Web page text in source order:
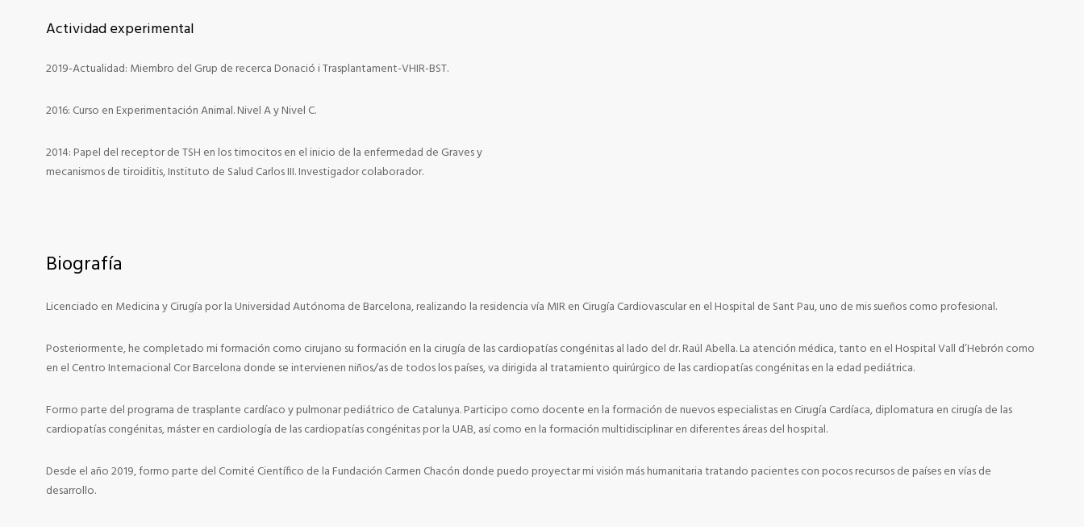
Actividad experimental
2019-Actualidad: Miembro del Grup de recerca Donació i Trasplantament-VHIR-BST.
2016: Curso en Experimentación Animal. Nivel A y Nivel C.
2014: Papel del receptor de TSH en los timocitos en el inicio de la enfermedad de Graves y
mecanismos de tiroiditis, Instituto de Salud Carlos III. Investigador colaborador.
Biografía
Licenciado en Medicina y Cirugía por la Universidad Autónoma de Barcelona, realizando la residencia vía MIR en Cirugía Cardiovascular en el Hospital de Sant Pau, uno de mis sueños como profesional.
Posteriormente, he completado mi formación como cirujano su formación en la cirugía de las cardiopatías congénitas al lado del dr. Raúl Abella. La atención médica, tanto en el Hospital Vall d’Hebrón como
en el Centro Internacional Cor Barcelona donde se intervienen niños/as de todos los países, va dirigida al tratamiento quirúrgico de las cardiopatías congénitas en la edad pediátrica.
Formo parte del programa de trasplante cardíaco y pulmonar pediátrico de Catalunya. Participo como docente en la formación de nuevos especialistas en Cirugía Cardíaca, diplomatura en cirugía de las
cardiopatías congénitas, máster en cardiología de las cardiopatías congénitas por la UAB, así como en la formación multidisciplinar en diferentes áreas del hospital.
Desde el año 2019, formo parte del Comité Científico de la Fundación Carmen Chacón donde puedo proyectar mi visión más humanitaria tratando pacientes con pocos recursos de países en vías de
desarrollo.